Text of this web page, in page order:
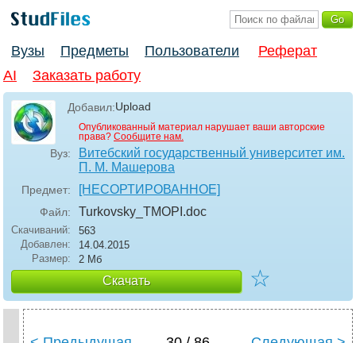
Вузы Предметы Пользователи
Реферат
AI
Заказать работу
Добавил:Upload
Опубликованный материал нарушает ваши авторские
права? Сообщите нам.
Вуз:
Витебский государственный университет им.
П. М. Машерова
Предмет: [НЕСОРТИРОВАННОЕ]
Файл: Turkovsky_TMOPI .doc
Скачиваний:
563
Добавлен:
14.04.2015
Размер:
2 Мб
Скачать ☆